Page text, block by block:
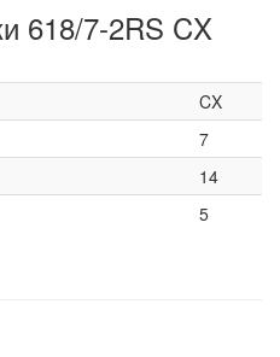
618/7-2RS CX
CX
7
14
5